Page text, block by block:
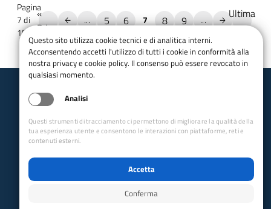
Pagina
7 di
15
«
Prima
... 5 6 7 8 9 ...
Ultima
»
Club Alpino Italiano
email:
Club Alpino Italiano
Accesso Soci
Questo sito utilizza cookie tecnici e di analitica interni.
Acconsentendo accetti l'utilizzo di tutti i cookie in conformità alla
nostra privacy e cookie policy. Il consenso può essere revocato in
qualsiasi momento.
Analisi
Questi strumenti di tracciamento ci permettono di migliorare la qualità della
tua esperienza utente e consentono le interazioni con piattaforme, reti e
contenuti esterni.
Accetta
Conferma